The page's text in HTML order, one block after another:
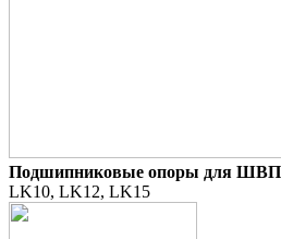
Подшипниковые опоры для ШВП
LK10, LK12, LK15